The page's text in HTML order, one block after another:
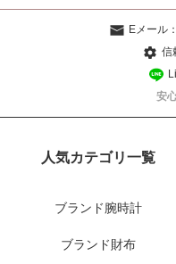
Eメール：
信
安
人気カテゴリ一覧
ブランド腕時計
ブランド財布